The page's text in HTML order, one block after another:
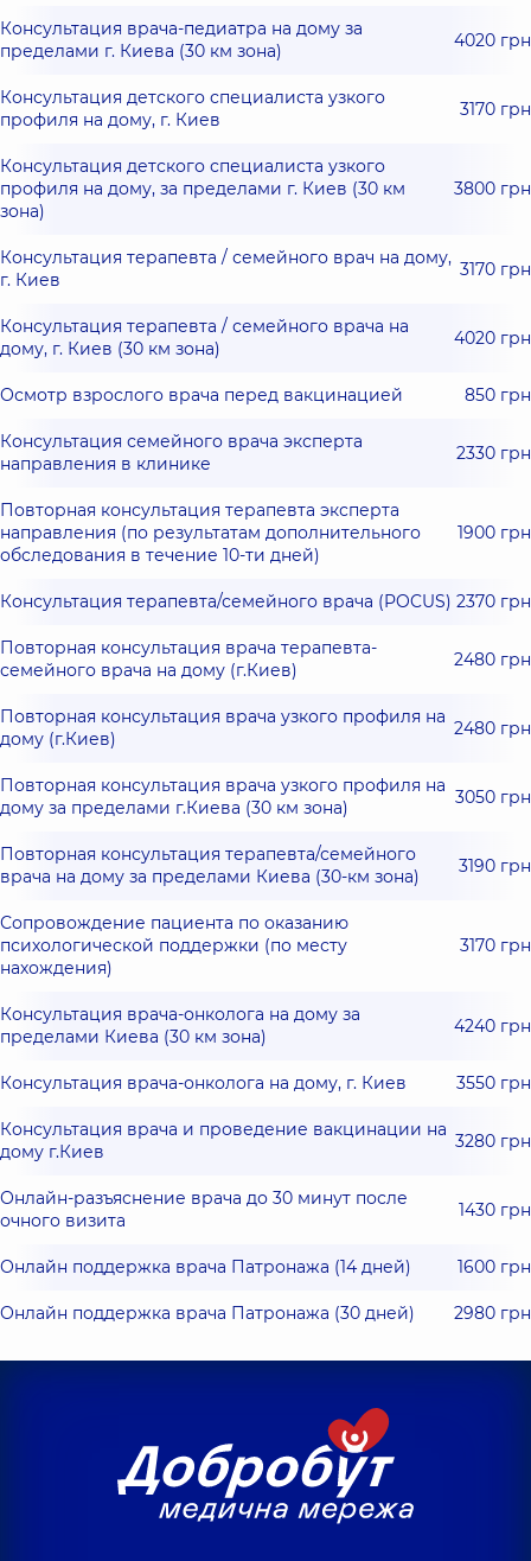
Консультация врача-педиатра на дому за
пределами г. Киева (30 км зона)
4020 грн
Консультация детского специалиста узкого
профиля на дому, г. Киев
3170 грн
Консультация детского специалиста узкого
профиля на дому, за пределами г. Киев (30 км
зона)
3800 грн
Консультация терапевта / семейного врач на дому,
г. Киев
3170 грн
Консультация терапевта / семейного врача на
дому, г. Киев (30 км зона)
4020 грн
Осмотр взрослого врача перед вакцинацией 850 грн
Консультация семейного врача эксперта
направления в клинике
2330 грн
Повторная консультация терапевта эксперта
направления (по результатам дополнительного
обследования в течение 10-ти дней)
1900 грн
Консультация терапевта/семейного врача (POCUS) 2370 грн
Повторная консультация врача терапевта-
семейного врача на дому (г.Киев)
2480 грн
Повторная консультация врача узкого профиля на
дому (г.Киев)
2480 грн
Повторная консультация врача узкого профиля на
дому за пределами г.Киева (30 км зона)
3050 грн
Повторная консультация терапевта/семейного
врача на дому за пределами Киева (30-км зона)
3190 грн
Сопровождение пациента по оказанию
психологической поддержки (по месту
нахождения)
3170 грн
Консультация врача-онколога на дому за
пределами Киева (30 км зона)
4240 грн
Консультация врача-онколога на дому, г. Киев 3550 грн
Консультация врача и проведение вакцинации на
дому г.Киев
3280 грн
Онлайн-разъяснение врача до 30 минут после
очного визита
1430 грн
Онлайн поддержка врача Патронажа (14 дней) 1600 грн
Онлайн поддержка врача Патронажа (30 дней) 2980 грн